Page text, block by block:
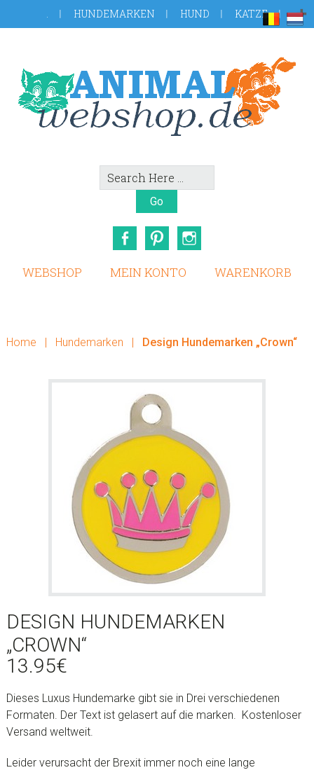
to
Fußzeile
. HUNDEMARKEN HUND KATZE
Search
Here
FacebookPinterest
WEBSHOP MEIN KONTO WARENKORB
Home | Hundemarken | Design Hundemarken „Crown“
DESIGN HUNDEMARKEN
„CROWN“
13.95€
Dieses Luxus Hundemarke gibt sie in Drei verschiedenen
Formaten. Der Text ist gelasert auf die marken. Kostenloser
Versand weltweit.
Leider verursacht der Brexit immer noch eine lange